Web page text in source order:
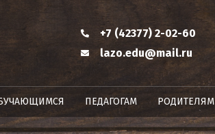
+7 (42377) 2-02-60
lazo.edu@mail.ru
ПЕДАГОГАМ РОДИТЕЛЯМ